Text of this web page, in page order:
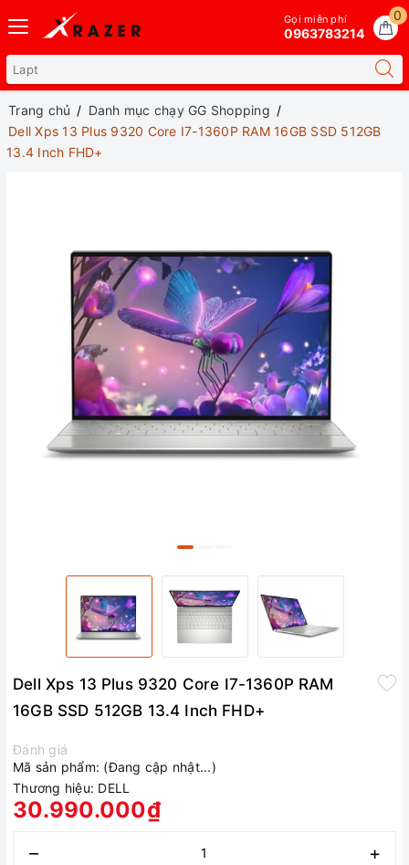
0
Gọi miễn phí
0963783214
Trang chủ
Danh mục chạy GG Shopping
Dell Xps 13 Plus 9320 Core I7-1360P RAM 16GB SSD 512GB
13.4 Inch FHD+
Dell Xps 13 Plus 9320 Core I7-1360P RAM
16GB SSD 512GB 13.4 Inch FHD+
Đánh giá
Mã sản phẩm: (Đang cập nhật...)
Thương hiệu: DELL
30.990.000₫
– +